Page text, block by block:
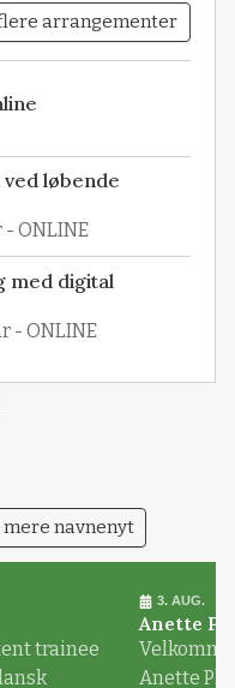
arrangementer
løbende
ONLINE
med digital
- ONLINE
mere navnenyt
trainee
3. AUG.
Anette
Anette